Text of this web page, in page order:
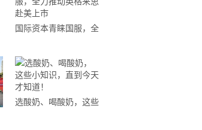
国际资本青睐国服，全
市
选酸奶、喝酸奶，这些